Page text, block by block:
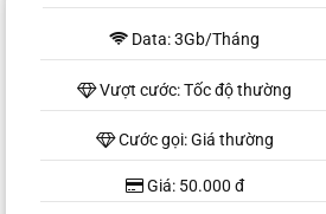
Data: 3Gb/Tháng
Vượt cước: Tốc độ thường
Cước gọi: Giá thường
Giá: 50.000 đ